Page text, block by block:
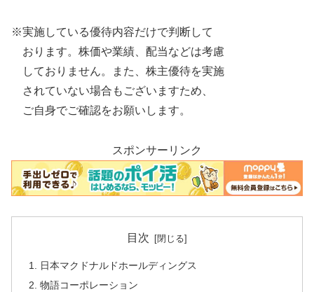
※実施している優待内容だけで判断して
おります。株価や業績、配当などは考慮
しておりません。また、株主優待を実施
されていない場合もございますため、
ご自身でご確認をお願いします。
スポンサーリンク
目次
日本マクドナルドホールディングス
物語コーポレーション